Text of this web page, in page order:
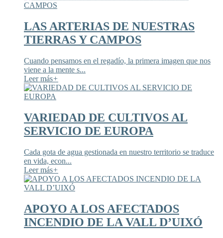
LAS ARTERIAS DE NUESTRAS
TIERRAS Y CAMPOS
Cuando pensamos en el regadío, la primera imagen que nos
viene a la mente s...
Leer más+
VARIEDAD DE CULTIVOS AL
SERVICIO DE EUROPA
Cada gota de agua gestionada en nuestro territorio se traduce
en vida, econ...
Leer más+
APOYO A LOS AFECTADOS
INCENDIO DE LA VALL D’UIXÓ